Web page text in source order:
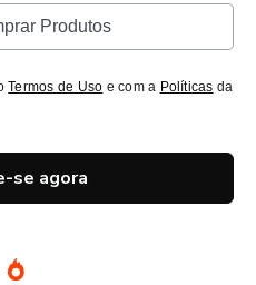
Produtos
Termos de Uso e com a Políticas da
se agora